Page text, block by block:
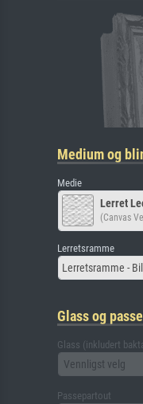
Medium og
Medie
Lerret
(Canvas
Lerretsramme
Lerretsramme -
Glass og
Glass (inkludert
Vennligst velg
Passepartout